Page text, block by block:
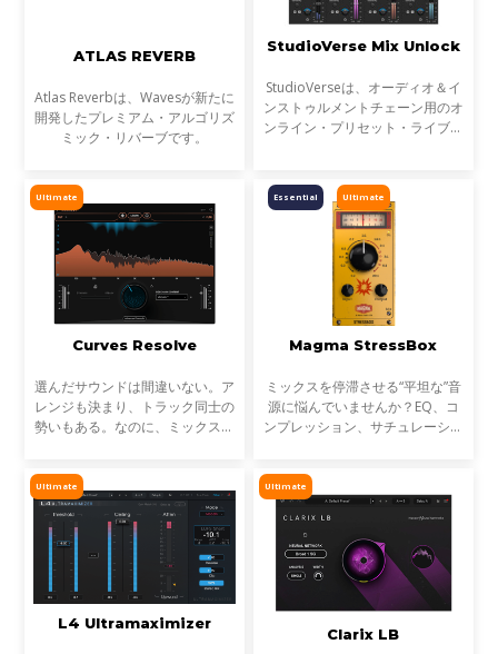
ATLAS REVERB
Atlas Reverbは、Wavesが新たに
開発したプレミアム・アルゴリズ
ミック・リバーブです。
StudioVerse Mix Unlock
StudioVerseは、オーディオ＆イ
ンストゥルメントチェーン用のオ
ンライン・プリセット・ライブラ
し、完成済みのミックス、サンプ
ル、ループ素材を瞬時に解
Ultimate
Curves Resolve
選んだサウンドは間違いない。ア
レンジも決まり、トラック同士の
勢いもある。なのに、ミックスが
らです。これが音のマスキングと
言われる現象です。
Ultimate
Essential
Magma StressBox
ミックスを停滞させる“平坦な”音
源に悩んでいませんか？EQ、コ
ンプレッション、サチュレーショ
のが StressBoxです。
Ultimate
L4 Ultramaximizer
Ultimate
Clarix LB